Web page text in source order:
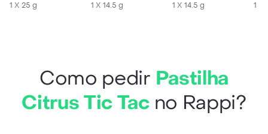
1 X 25 g
1 X 14.5 g
1 X 14.5 g
1 X
Como pedir Pastilha
Citrus Tic Tacno Rappi?